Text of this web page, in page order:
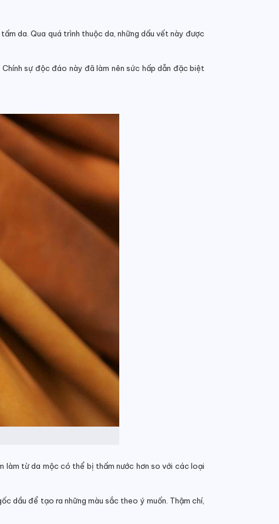
da. Qua quá trình thuộc da, những dấu vết này được
sự độc đáo này đã làm nên sức hấp dẫn đặc biệt
làm từ da mộc có thể bị thấm nước hơn so với các loại
dầu để tạo ra những màu sắc theo ý muốn. Thậm chí,